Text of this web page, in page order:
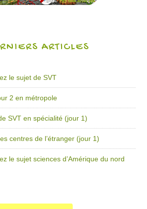
ARTICLES
le sujet de SVT
2 en métropole
SVT en spécialité (jour 1)
centres de l’étranger (jour 1)
le sujet sciences d’Amérique du nord